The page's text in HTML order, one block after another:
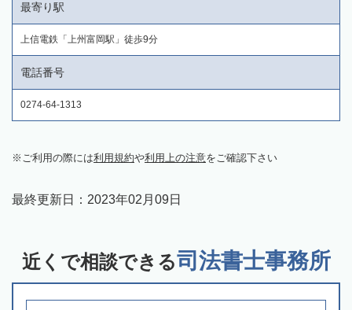
最寄り駅
上信電鉄「上州富岡駅」徒歩9分
電話番号
0274-64-1313
ご利用の際には利用規約や利用上の注意をご確認下さい
最終更新日： 2023年02月09日
近くで相談できる司法書士事務所